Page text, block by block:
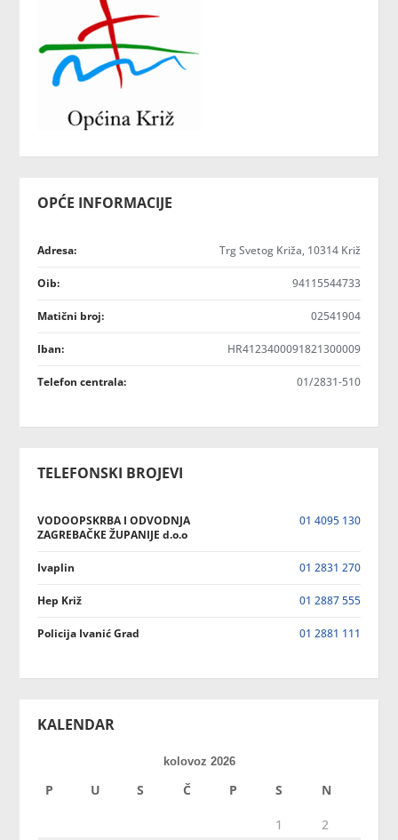
OPĆE INFORMACIJE
Adresa: Trg Svetog Križa, 10314 Križ
Oib: 94115544733
Matični broj: 02541904
Iban: HR4123400091821300009
Telefon centrala: 01/2831-510
TELEFONSKI BROJEVI
VODOOPSKRBA I ODVODNJA
ZAGREBAČKE ŽUPANIJE d.o.o
01 4095 130
Ivaplin 01 2831 270
Hep Križ 01 2887 555
Policija Ivanić Grad 01 2881 111
KALENDAR
kolovoz 2026
P U S Č P S N
1
2